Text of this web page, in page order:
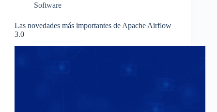
Software
Las novedades más importantes de Apache Airflow
3.0